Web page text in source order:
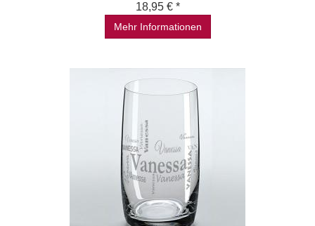
18,95 € *
Mehr Informationen